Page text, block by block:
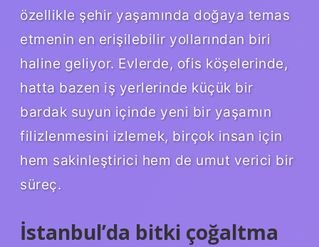
özellikle şehir yaşamında doğaya temas
etmenin en erişilebilir yollarından biri
haline geliyor. Evlerde, ofis köşelerinde,
hatta bazen iş yerlerinde küçük bir
bardak suyun içinde yeni bir yaşamın
filizlenmesini izlemek, birçok insan için
hem sakinleştirici hem de umut verici bir
süreç.
İstanbul’da bitki çoğaltma